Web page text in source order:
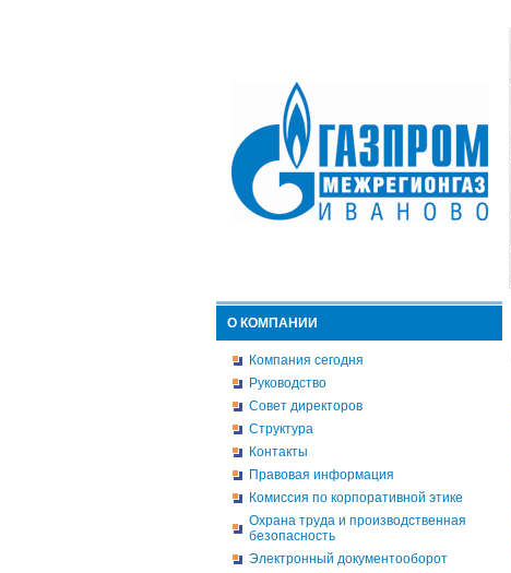
О КОМПАНИИ
Компания сегодня
Руководство
Совет директоров
Структура
Контакты
Правовая информация
Комиссия по корпоративной этике
Охрана труда и производственная
безопасность
Электронный документооборот